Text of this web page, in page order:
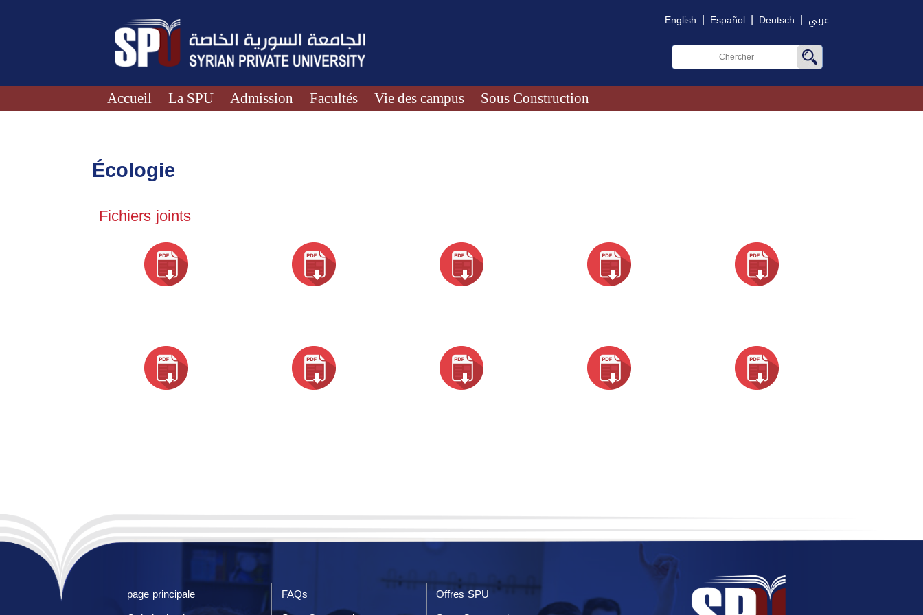
English | Español | Deutsch | عربي
Accueil La SPU Admission Facultés Vie des campus Sous Construction
Écologie
Fichiers joints
page principale FAQs
Offres SPU